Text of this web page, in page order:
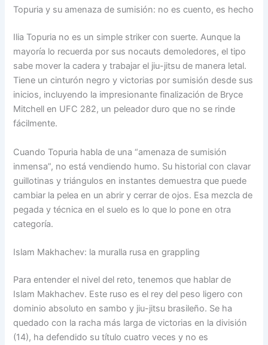
Topuria y su amenaza de sumisión: no es cuento, es hecho
Ilia Topuria no es un simple striker con suerte. Aunque la
mayoría lo recuerda por sus nocauts demoledores, el tipo
sabe mover la cadera y trabajar el jiu-jitsu de manera letal.
Tiene un cinturón negro y victorias por sumisión desde sus
inicios, incluyendo la impresionante finalización de Bryce
Mitchell en UFC 282, un peleador duro que no se rinde
fácilmente.
Cuando Topuria habla de una “amenaza de sumisión
inmensa”, no está vendiendo humo. Su historial con clavar
guillotinas y triángulos en instantes demuestra que puede
cambiar la pelea en un abrir y cerrar de ojos. Esa mezcla de
pegada y técnica en el suelo es lo que lo pone en otra
categoría.
Islam Makhachev: la muralla rusa en grappling
Para entender el nivel del reto, tenemos que hablar de
Islam Makhachev. Este ruso es el rey del peso ligero con
dominio absoluto en sambo y jiu-jitsu brasileño. Se ha
quedado con la racha más larga de victorias en la división
(14), ha defendido su título cuatro veces y no es